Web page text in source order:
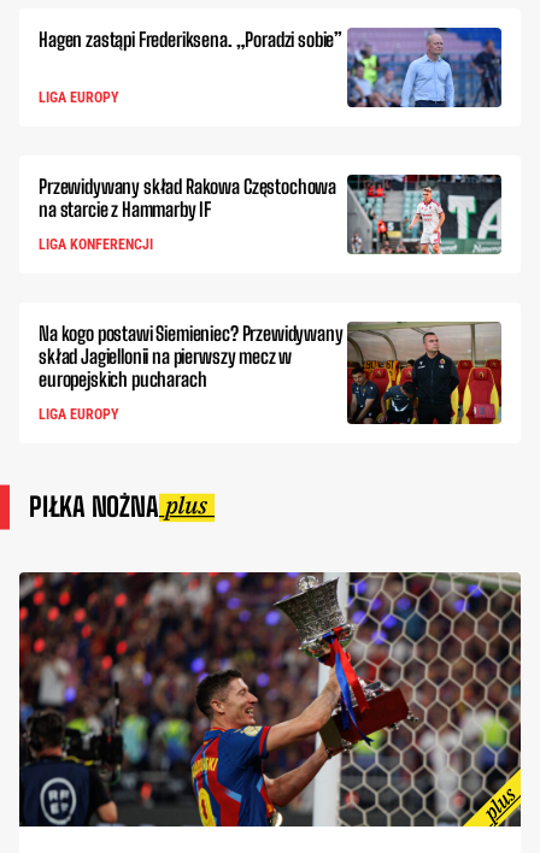
Hagen zastąpi Frederiksena. „Poradzi sobie”
LIGA EUROPY
Przewidywany skład Rakowa Częstochowa
na starcie z Hammarby IF
LIGA KONFERENCJI
Na kogo postawi Siemieniec? Przewidywany
skład Jagiellonii na pierwszy mecz w
europejskich pucharach
LIGA EUROPY
PIŁKA NOŻNA